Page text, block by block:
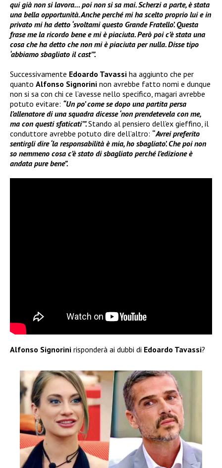
qui già non si lavora… poi non si sa mai. Scherzi a parte, è stata
una bella opportunità. Anche perché mi ha scelto proprio lui e in
privato mi ha detto ‘svoltami questo Grande Fratello’. Questa
frase me la ricordo bene e mi è piaciuta. Però poi c’è stata una
cosa che ha detto che non mi è piaciuta per nulla. Disse tipo
‘abbiamo sbagliato il cast’”.
Successivamente Edoardo Tavassi ha aggiunto che per
quanto Alfonso Signorini non avrebbe fatto nomi e dunque
non si sa con chi ce l’avesse nello specifico, magari avrebbe
potuto evitare: “Un po’ come se dopo una partita persa
l’allenatore di una squadra dicesse ‘non prendetevela con me,
ma con questi sfaticati’”.Stando al pensiero dell’ex gieffino, il
conduttore avrebbe potuto dire dell’altro: “Avrei preferito
sentirgli dire ‘la responsabilità è mia, ho sbagliato’. Che poi non
so nemmeno cosa c’è stato di sbagliato perché l’edizione è
andata pure bene”.
Alfonso Signorini risponderà ai dubbi di Edoardo Tavassi?